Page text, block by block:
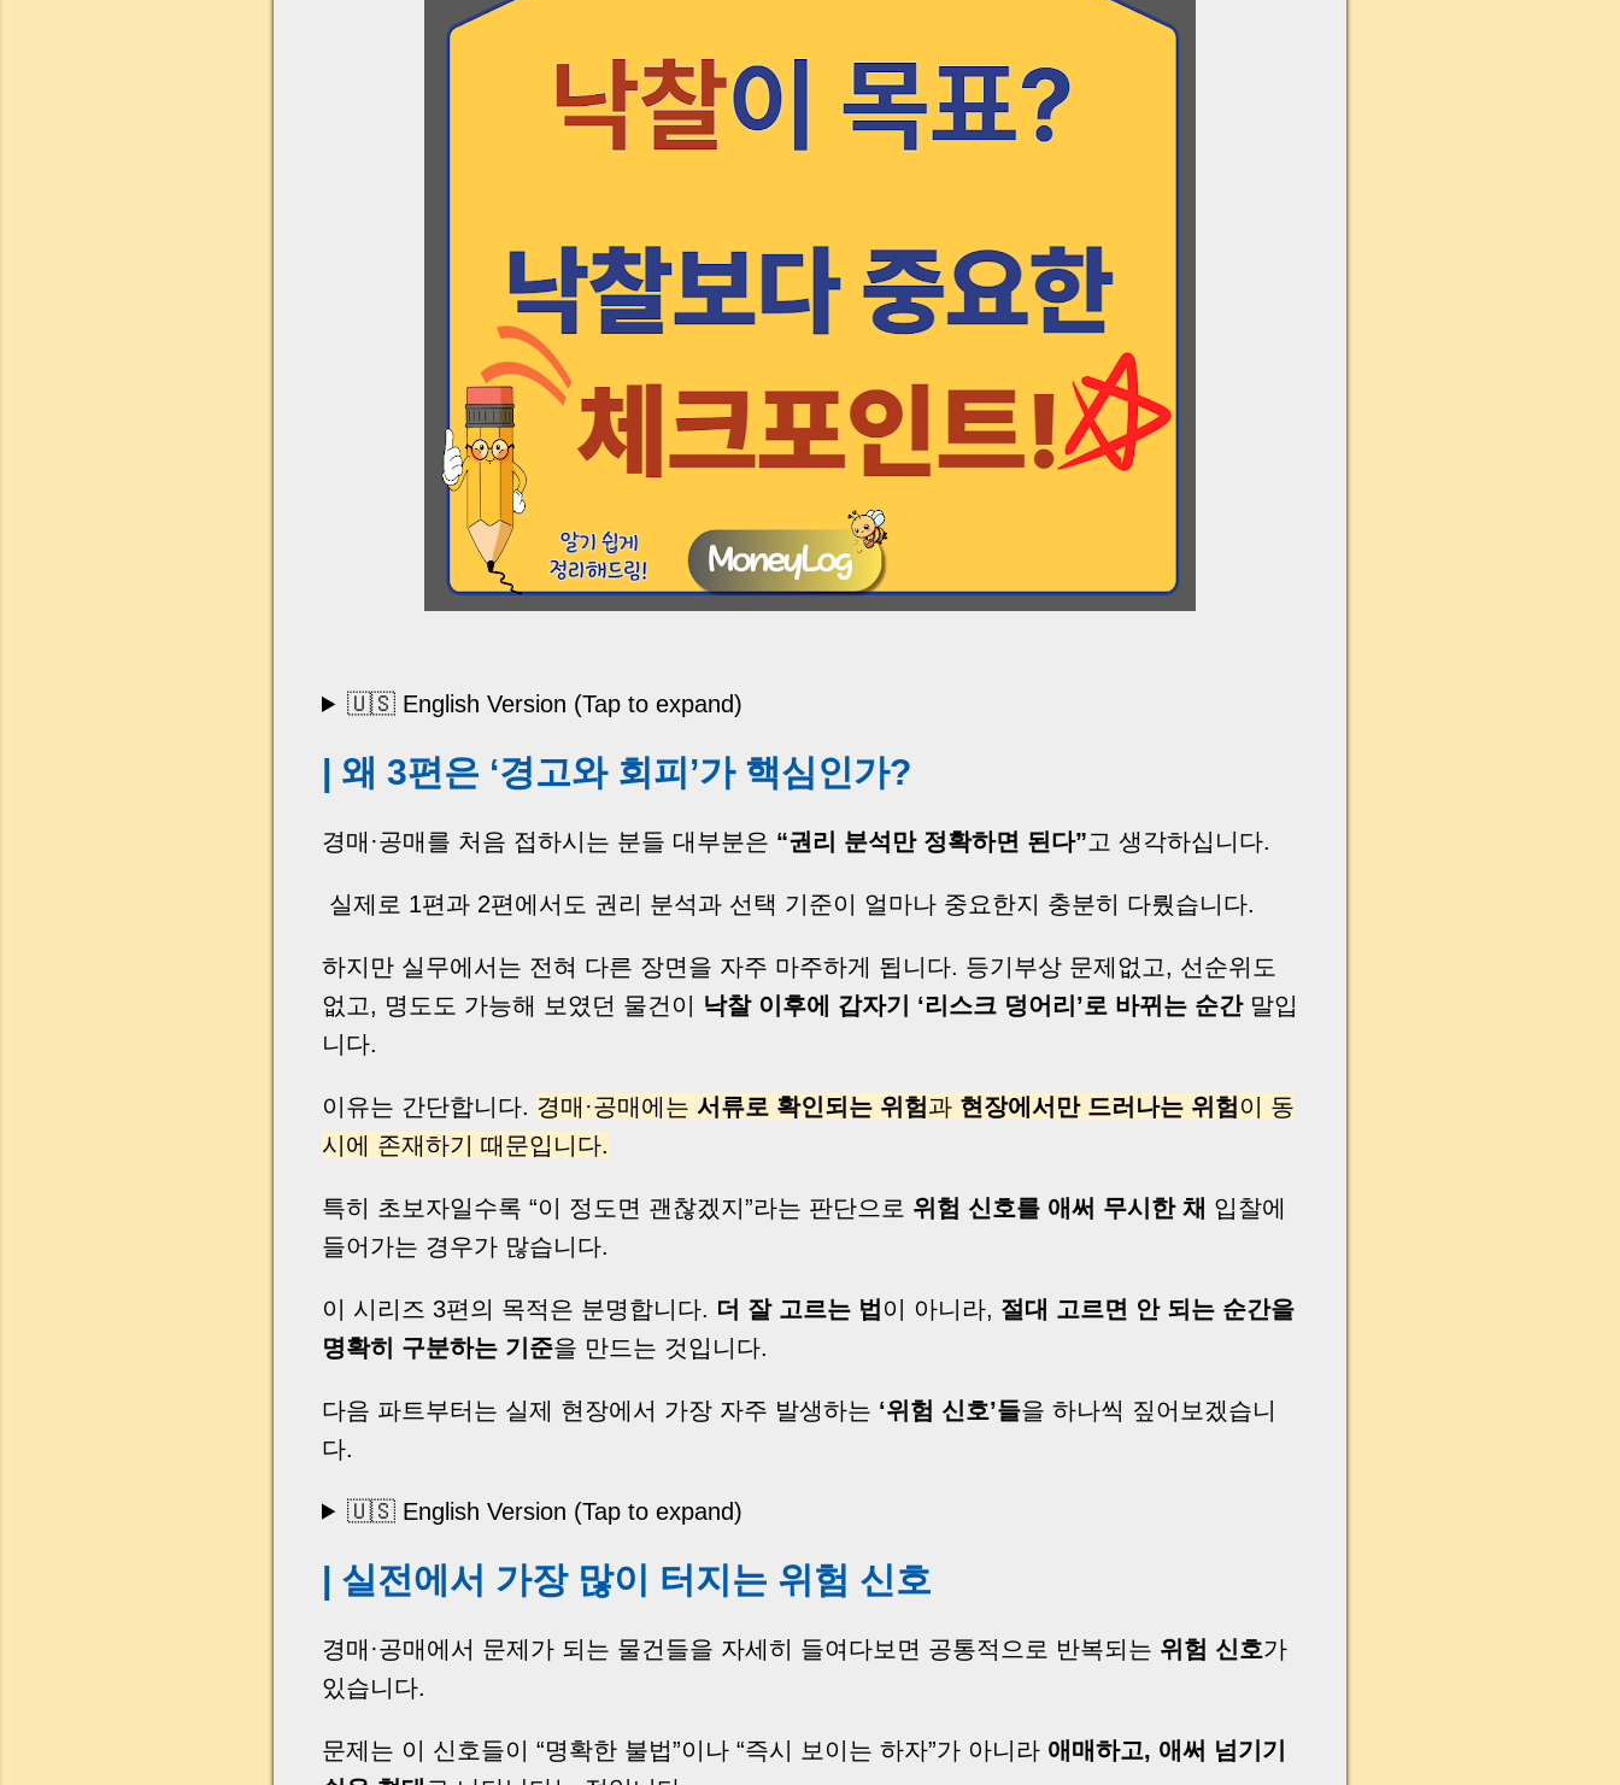
🇺🇸 English Version (Tap to expand)
| 왜 3편은 ‘경고와 회피’가 핵심인가?
경매·공매를 처음 접하시는 분들 대부분은 “권리 분석만 정확하면 된다”고 생각하십니다.
실제로 1편과 2편에서도 권리 분석과 선택 기준이 얼마나 중요한지 충분히 다뤘습니다.
하지만 실무에서는 전혀 다른 장면을 자주 마주하게 됩니다. 등기부상 문제없고, 선순위도
없고, 명도도 가능해 보였던 물건이 낙찰 이후에 갑자기 ‘리스크 덩어리’로 바뀌는 순간말입
니다.
이유는 간단합니다. 경매·공매에는 서류로 확인되는 위험과 현장에서만 드러나는 위험이 동
시에 존재하기 때문입니다.
특히 초보자일수록 “이 정도면 괜찮겠지”라는 판단으로 위험 신호를 애써 무시한 채 입찰에
들어가는 경우가 많습니다.
이 시리즈 3편의 목적은 분명합니다. 더 잘 고르는 법 이 아니라, 절대 고르면 안 되는 순간을
명확히 구분하는 기준을 만드는 것입니다.
다음 파트부터는 실제 현장에서 가장 자주 발생하는 ‘위험 신호’들을 하나씩 짚어보겠습니
다.
🇺🇸 English Version (Tap to expand)
| 실전에서 가장 많이 터지는 위험 신호
경매·공매에서 문제가 되는 물건들을 자세히 들여다보면 공통적으로 반복되는 위험 신호가
있습니다.
문제는 이 신호들이 “명확한 불법”이나 “즉시 보이는 하자”가 아니라 애매하고, 애써 넘기기